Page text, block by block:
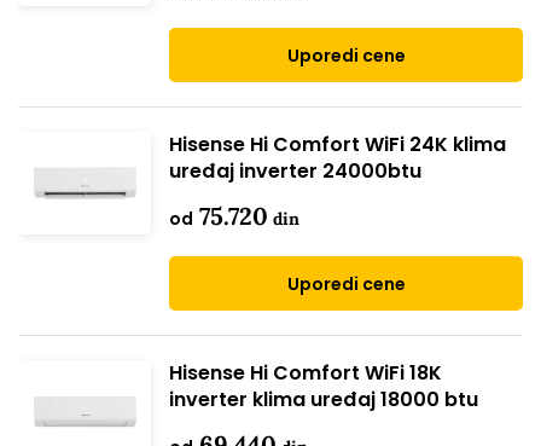
Uporedi cene
Hisense Hi Comfort WiFi 24K klima
uređaj inverter 24000btu
od 75.720 din
Uporedi cene
Hisense Hi Comfort WiFi 18K
inverter klima uređaj 18000 btu